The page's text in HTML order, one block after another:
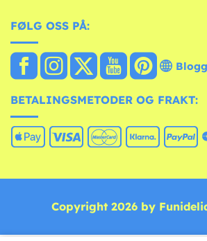
FØLG OSS PÅ:
Blogg
BETALINGSMETODER OG FRAKT:
Copyright 2026 by